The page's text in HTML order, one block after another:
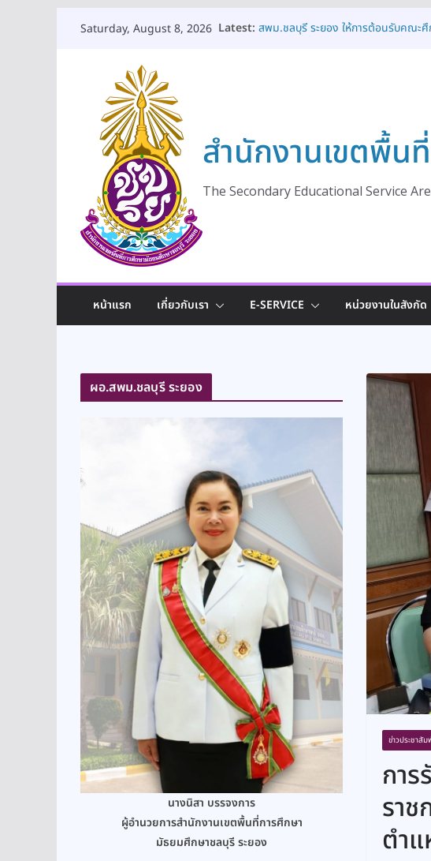
Saturday, August 8, 2026 Latest: สพม.ชลบุรี ระยอง ให้การต้อนรับคณะ
เสริมสร้างพลเมืองคุณภาพ
สพม.ชลบุรี ระยอง เปิดการอบรมโครง
เท่าเทียมและมีคุณภาพ ประจำปี 2569
สำนักงานเขตพื้น
The Secondary Educational Service
หน้าแรก เกี่ยวกับเรา E-SERVICE หน่วยงานในสังกัด
ข่าวประชาสั
กา
ราช
ตำ
ผอ.สพม.ชลบุรี ระยอง
นางนิสา บรรจงการ
ผู้อำนวยการสำนักงานเขตพื้นที่การศึกษา
มัธยมศึกษาชลบุรี ระยอง